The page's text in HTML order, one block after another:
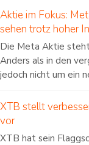
Aktie im Fokus:
sehen trotz hoher
Die Meta Aktie
Anders als in den
jedoch nicht um ein
XTB stellt
vor
XTB hat sein